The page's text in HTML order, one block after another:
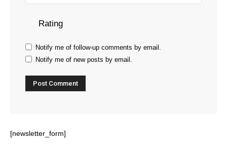
Rating
Notify me of follow-up comments by email.
Notify me of new posts by email.
[newsletter_form]